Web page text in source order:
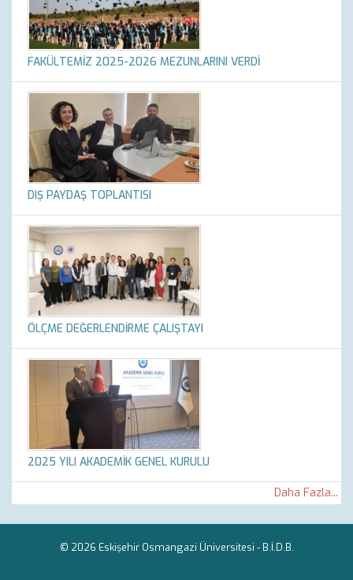
FAKÜLTEMİZ 2025-2026 MEZUNLARINI VERDİ
DIŞ PAYDAŞ TOPLANTISI
ÖLÇME DEĞERLENDİRME ÇALIŞTAYI
2025 YILI AKADEMİK GENEL KURULU
Daha Fazla...
© 2026 Eskişehir Osmangazi Üniversitesi - B.İ.D.B.